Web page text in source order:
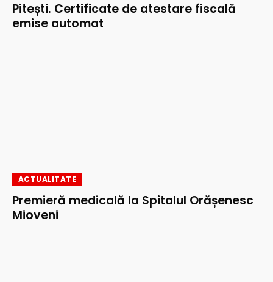
Pitești. Certificate de atestare fiscală
emise automat
ACTUALITATE
Premieră medicală la Spitalul Orășenesc
Mioveni